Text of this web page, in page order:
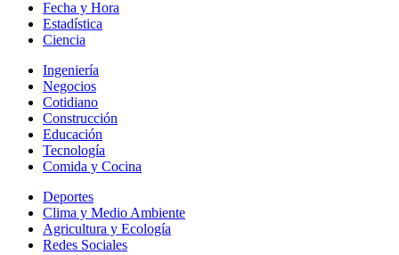
Fecha y Hora
Estadística
Ciencia
Ingeniería
Negocios
Cotidiano
Construcción
Educación
Tecnología
Comida y Cocina
Deportes
Clima y Medio Ambiente
Agricultura y Ecología
Redes Sociales